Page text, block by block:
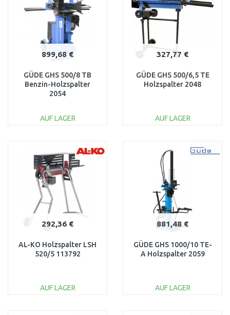
899,68 €
GÜDE GHS 500/8 TB
Benzin-Holzspalter
2054
AUF LAGER
Vergleichen
327,77 €
GÜDE GHS 500/6,5 TE
Holzspalter 2048
AUF LAGER
Vergleichen
292,36 €
AL-KO Holzspalter LSH
520/5 113792
AUF LAGER
881,48 €
GÜDE GHS 1000/10 TE-
A Holzspalter 2059
AUF LAGER